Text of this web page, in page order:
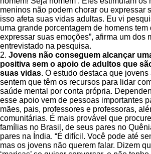
meninos não podem chorar ou expressar
isso afeta suas vidas adultas. Eu vi
uma grande porcentagem de homens
expressar suas emoções”, afirma um dos
entrevistado na pesquisa.
2. Jovens não conseguem alcançar
positiva sem o apoio de adultos que
suas vidas. O estudo destaca que
sentem que têm os recursos para lidar
saúde mental por conta própria.
esse apoio vem de pessoas importantes
mães, pais, professores e professoras,
comunitárias. É mais provável que
famílias no Brasil, de seus pares no
pares na Índia. “É difícil. Você pode até
mas os jovens não querem falar. Dizem